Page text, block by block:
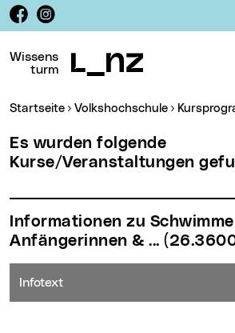
Zur Navigation
Zum Inhalt
Zur Suche
Facebook
Instagram
Wissens
turm
Sie sind hier:
Startseite Volkshochschule
Es wurden folgende
Kurse/Veranstaltungen
Anfängerinnen & ...
Infotext